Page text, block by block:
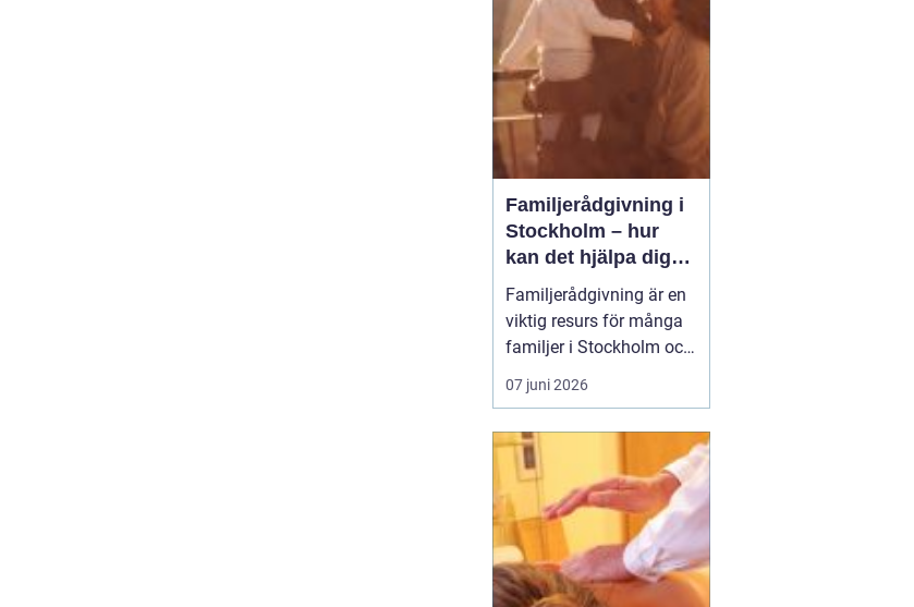
stöd inom rehab Svedala
k...
Familjerådgivning i
Stockholm – hur
kan det hjälpa dig
och din familj
Familjerådgivning är en
viktig resurs för många
familjer i Stockholm och
runt om i Sverige.
Genom att ta emot stöd
erfarna terapeuter kan
familjer lösa konflikter,
förbättra kom...
07 juni 2026